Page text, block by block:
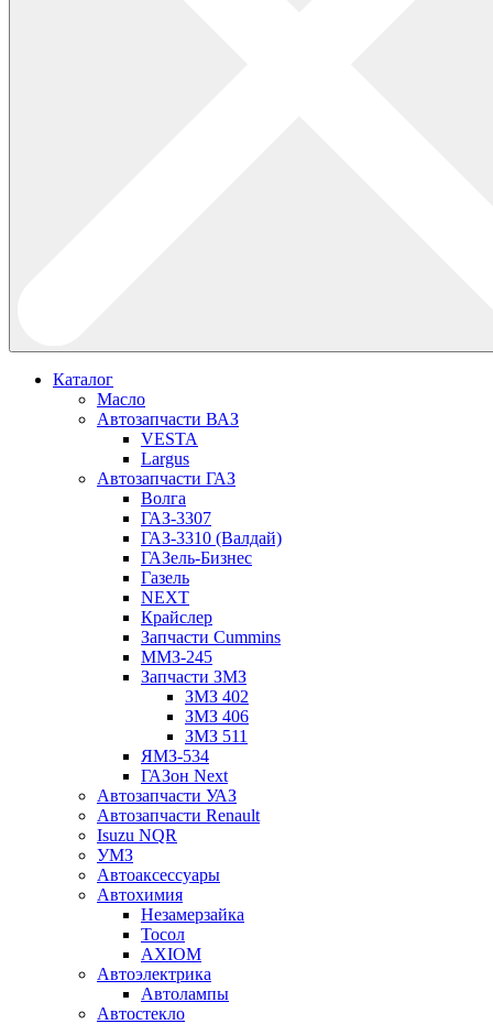
Каталог
Масло
Автозапчасти ВАЗ
VESTA
Largus
Автозапчасти ГАЗ
Волга
ГАЗ-3307
ГАЗ-3310 (Валдай)
ГАЗель-Бизнес
Газель
NEXT
Крайслер
Запчасти Cummins
ММЗ-245
Запчасти ЗМЗ
ЗМЗ 402
ЗМЗ 406
ЗМЗ 511
ЯМЗ-534
ГАЗон Next
Автозапчасти УАЗ
Автозапчасти Renault
Isuzu NQR
УМЗ
Автоаксессуары
Автохимия
Незамерзайка
Тосол
AXIOM
Автоэлектрика
Автолампы
Автостекло